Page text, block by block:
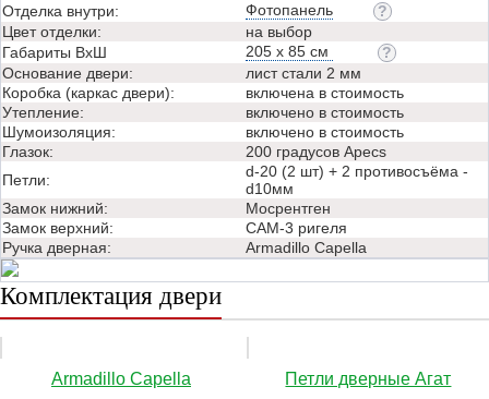
Отделка внутри:
Фотопанель
Цвет отделки:
на выбор
Габариты ВхШ
205 х 85 см
Основание двери:
лист стали 2 мм
Коробка (каркас двери):
включена в стоимость
Утепление:
включено в стоимость
Шумоизоляция:
включено в стоимость
Глазок:
200 градусов Apecs
Петли:
d-20 (2 шт) + 2 противосъёма -
d10мм
Замок нижний:
Мосрентген
Замок верхний:
САМ-3 ригеля
Ручка дверная:
Аrmadillo Capella
Комплектация двери
Аrmadillo Capella Петли дверные Агат